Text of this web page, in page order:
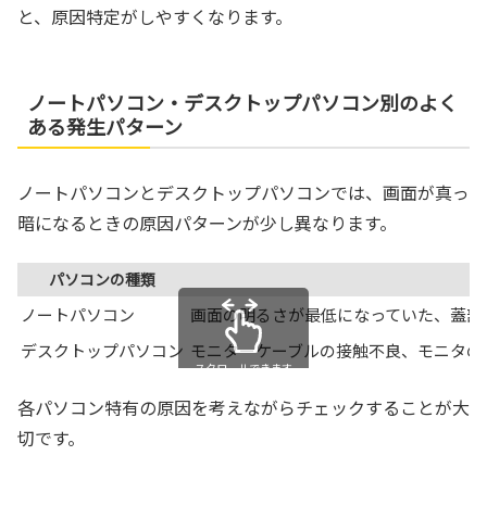
と、原因特定がしやすくなります。
ノートパソコン・デスクトップパソコン別のよく
ある発生パターン
ノートパソコンとデスクトップパソコンでは、画面が真っ
暗になるときの原因パターンが少し異なります。
パソコンの種類
ノートパソコン
画面の明るさが最低になっていた、蓋
デスクトップパソコン モニターケーブルの接触不良、モニタ
スクロールできます
各パソコン特有の原因を考えながらチェックすることが大
切です。